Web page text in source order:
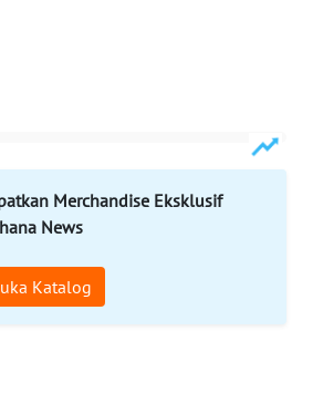
Merchandise Eksklusif
News
Katalog